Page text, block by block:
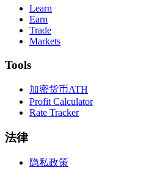
Learn
Earn
Trade
Markets
Tools
加密货币ATH
Profit Calculator
Rate Tracker
法律
隐私政策